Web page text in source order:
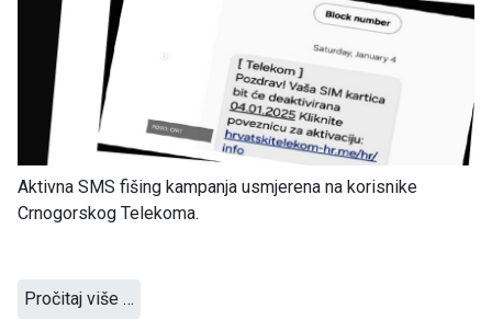
Aktivna SMS fišing kampanja usmjerena na korisnike
Crnogorskog Telekoma.
Pročitaj više …